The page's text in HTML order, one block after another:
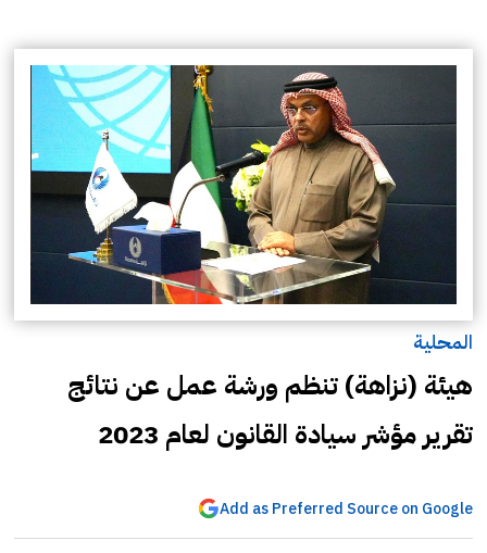
المحلية
هيئة (نزاهة) تنظم ورشة عمل عن نتائج
تقرير مؤشر سيادة القانون لعام 2023
Add as Preferred Source on Google